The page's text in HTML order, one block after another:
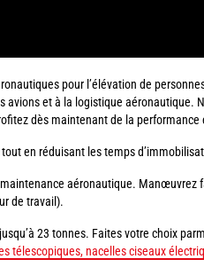
pour l’élévation de
et à la logistique aéronautique.
dès maintenant de la
en réduisant les temps
aéronautique.
de travail).
23 tonnes. Faites votre choix
télescopiques, nacelles ciseaux